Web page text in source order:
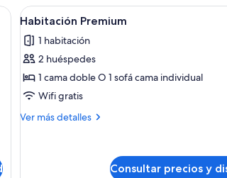
una cama grande, un escritorio pequeño y un
Abrir
todas
las
fotos
de
Habitación
Premium
Una
3
Habitación Premium
1 habitación
2 huéspedes
1 cama doble O 1 sofá cama individual
Wifi gratis
Ver más detalles
Más
Consultar precios y